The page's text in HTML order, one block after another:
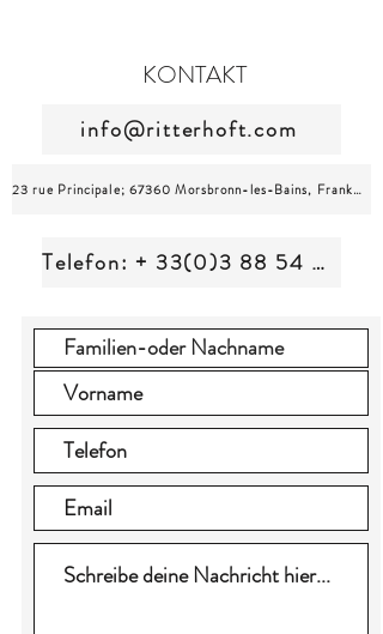
KONTAKT
info@ritterhoft.com
23 rue Principale; 67360 Morsbronn-les-Bains, Frankreich
Telefon: + 33(0)3 88 54 07 37